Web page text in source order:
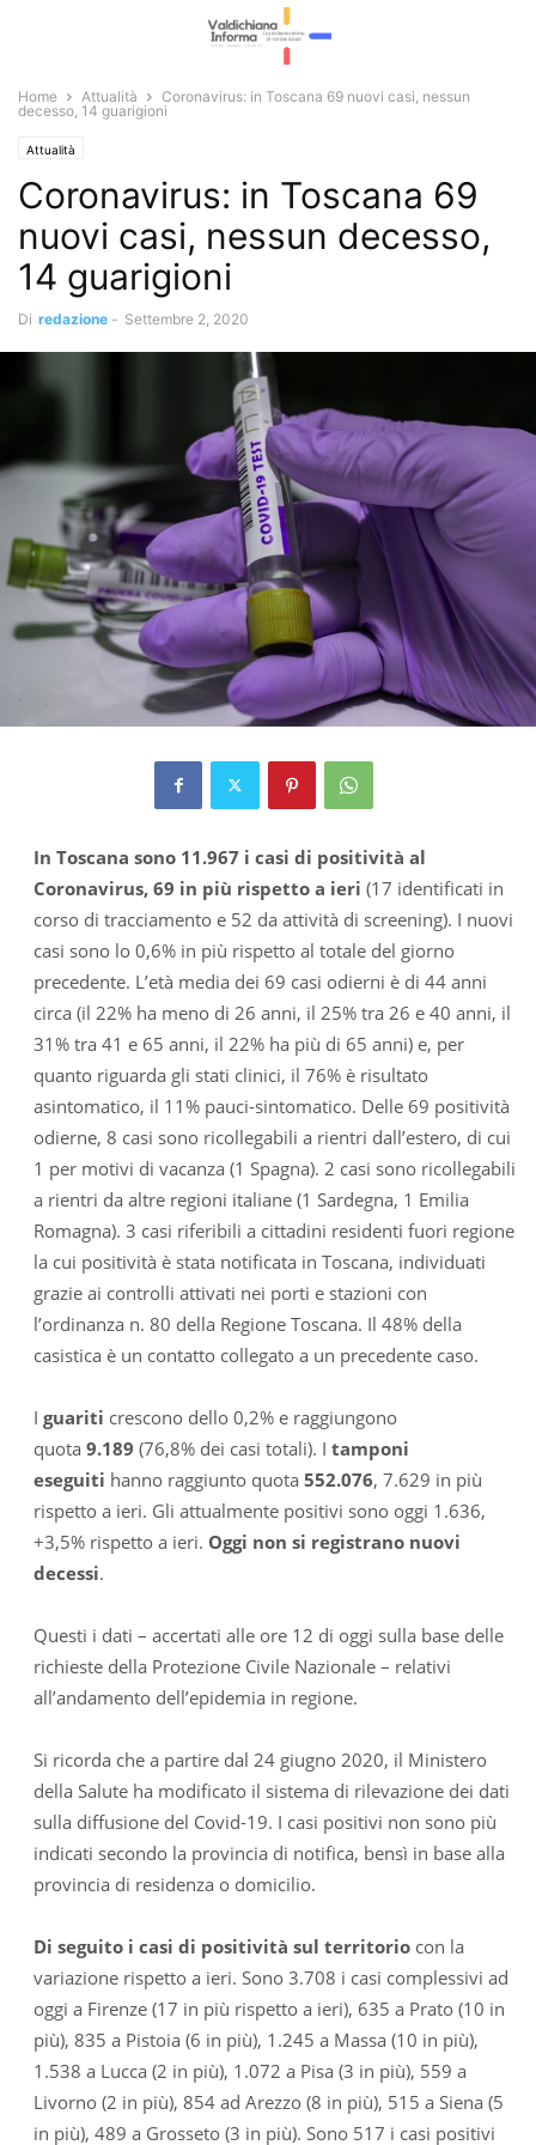
Home Attualità
Coronavirus: in Toscana 69 nuovi casi, nessun
decesso, 14 guarigioni
Attualità
Coronavirus: in Toscana 69
nuovi casi, nessun decesso,
14 guarigioni
Di redazione - Settembre 2, 2020
In Toscana sono 11.967 i casi di positività al
Coronavirus, 69 in più rispetto a ieri (17 identificati in
corso di tracciamento e 52 da attività di screening). I nuovi
casi sono lo 0,6% in più rispetto al totale del giorno
precedente. L’età media dei 69 casi odierni è di 44 anni
circa (il 22% ha meno di 26 anni, il 25% tra 26 e 40 anni, il
31% tra 41 e 65 anni, il 22% ha più di 65 anni) e, per
quanto riguarda gli stati clinici, il 76% è risultato
asintomatico, il 11% pauci-sintomatico. Delle 69 positività
odierne, 8 casi sono ricollegabili a rientri dall’estero, di cui
1 per motivi di vacanza (1 Spagna). 2 casi sono ricollegabili
a rientri da altre regioni italiane (1 Sardegna, 1 Emilia
Romagna). 3 casi riferibili a cittadini residenti fuori regione
la cui positività è stata notificata in Toscana, individuati
grazie ai controlli attivati nei porti e stazioni con
l’ordinanza n. 80 della Regione Toscana. Il 48% della
casistica è un contatto collegato a un precedente caso.
I guariti crescono dello 0,2% e raggiungono
quota 9.189 (76,8% dei casi totali). I tamponi
eseguiti hanno raggiunto quota 552.076, 7.629 in più
rispetto a ieri. Gli attualmente positivi sono oggi 1.636,
+3,5% rispetto a ieri. Oggi non si registrano nuovi
decessi.
Questi i dati – accertati alle ore 12 di oggi sulla base delle
richieste della Protezione Civile Nazionale – relativi
all’andamento dell’epidemia in regione.
Si ricorda che a partire dal 24 giugno 2020, il Ministero
della Salute ha modificato il sistema di rilevazione dei dati
sulla diffusione del Covid-19. I casi positivi non sono più
indicati secondo la provincia di notifica, bensì in base alla
provincia di residenza o domicilio.
Di seguito i casi di positività sul territoriocon la
variazione rispetto a ieri. Sono 3.708 i casi complessivi ad
oggi a Firenze (17 in più rispetto a ieri), 635 a Prato (10 in
più), 835 a Pistoia (6 in più), 1.245 a Massa (10 in più),
1.538 a Lucca (2 in più), 1.072 a Pisa (3 in più), 559 a
Livorno (2 in più), 854 ad Arezzo (8 in più), 515 a Siena (5
in più), 489 a Grosseto (3 in più). Sono 517 i casi positivi